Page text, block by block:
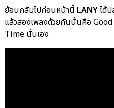
ย้อนกลับไปก่อนหน้านี้ LANYได้
แล้วสองเพลงด้วยกันนั้นคือ
Time นั่นเอง